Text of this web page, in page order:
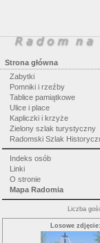
Strona główna
Zabytki
Pomniki i rzeźby
Tablice pamiątkowe
Ulice i place
Kapliczki i krzyże
Zielony szlak turystyczny
Radomski Szlak
Indeks osób
Linki
O stronie
Mapa Radomia
Liczba
Losowe zdjęcie: